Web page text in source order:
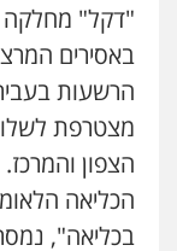
"דקל" מחלקה
באסירים
הרשעות
מצטרפת
הצפון
הכליאה
בכליאה",